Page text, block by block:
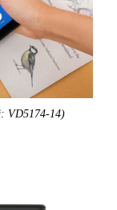
VD5174-14)